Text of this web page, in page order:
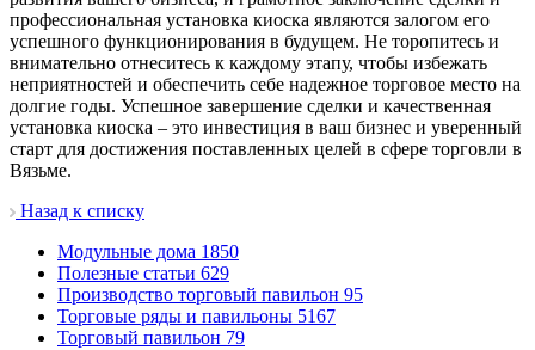
профессиональная установка киоска являются залогом его
успешного функционирования в будущем. Не торопитесь и
внимательно отнеситесь к каждому этапу, чтобы избежать
неприятностей и обеспечить себе надежное торговое место на
долгие годы. Успешное завершение сделки и качественная
установка киоска – это инвестиция в ваш бизнес и уверенный
старт для достижения поставленных целей в сфере торговли в
Вязьме.
Назад к списку
Модульные дома 1850
Полезные статьи 629
Производство торговый павильон 95
Торговые ряды и павильоны 5167
Торговый павильон 79